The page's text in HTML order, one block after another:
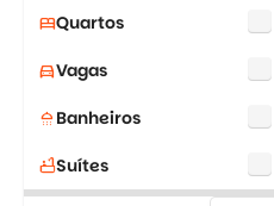
bedQuartos
directions_carVagas
shower Banheiros
bathtubSuítes